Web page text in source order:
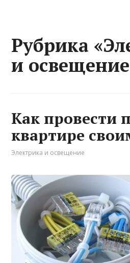
Рубрика
и
Как провести
квартире
Электрика и освещение